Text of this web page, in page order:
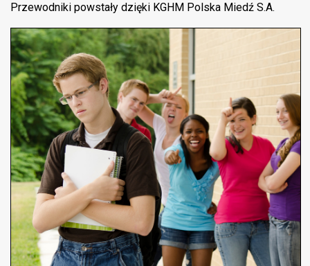
Przewodniki powstały dzięki KGHM Polska Miedź S.A.